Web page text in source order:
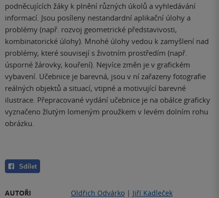
podněcujících žáky k plnění různých úkolů a vyhledávání
informací. Jsou posíleny nestandardní aplikační úlohy a
problémy (např. rozvoj geometrické představivosti,
kombinatorické úlohy). Mnohé úlohy vedou k zamyšlení nad
problémy, které souvisejí s životním prostředím (např.
úsporné žárovky, kouření). Nejvíce změn je v grafickém
vybavení. Učebnice je barevná, jsou v ní zařazeny fotografie
reálných objektů a situací, vtipné a motivující barevné
ilustrace. Přepracované vydání učebnice je na obálce graficky
vyznačeno žlutým lomeným proužkem v levém dolním rohu
obrázku.
Sdílet
AUTOŘI Oldřich Odvárko | Jiří Kadleček